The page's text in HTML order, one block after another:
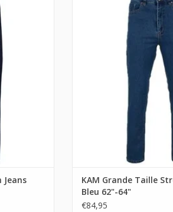
Jeans
KAM Grande Taille
Bleu 62"-64"
€84,95